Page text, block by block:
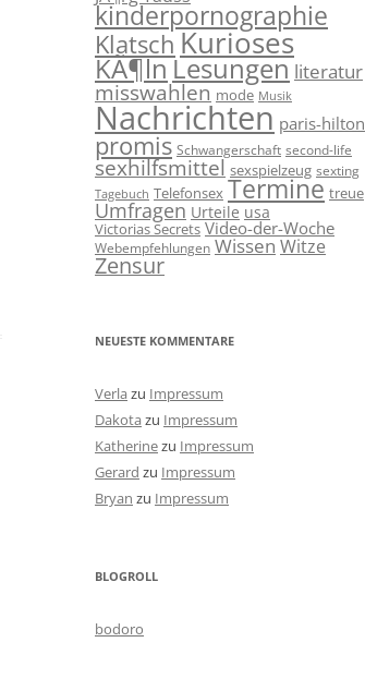
kinderpornographie
Klatsch Kurioses
KÃ¶lnLesungen literatur
misswahlen mode Musik
Nachrichten paris-hilton
promis Schwangerschaft second-life
sexhilfsmittel sexspielzeug sexting
Tagebuch Telefonsex Termine treue
Umfragen Urteile usa
Victorias Secrets Video-der-Woche
Webempfehlungen WissenWitze
Zensur
NEUESTE KOMMENTARE
Verla zu Impressum
Dakota zu Impressum
Katherinezu Impressum
Gerard zu Impressum
Bryan zu Impressum
BLOGROLL
bodoro